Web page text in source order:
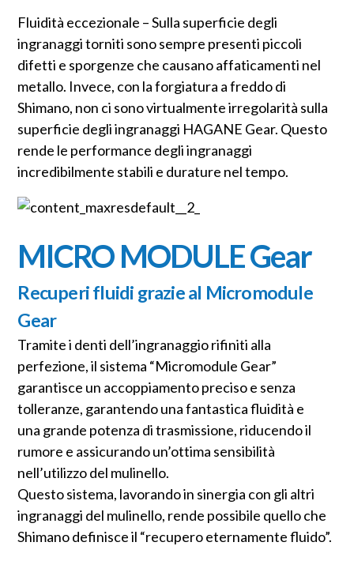
Fluidità eccezionale – Sulla superficie degli
ingranaggi torniti sono sempre presenti piccoli
difetti e sporgenze che causano affaticamenti nel
metallo. Invece, con la forgiatura a freddo di
Shimano, non ci sono virtualmente irregolarità sulla
superficie degli ingranaggi HAGANE Gear. Questo
rende le performance degli ingranaggi
incredibilmente stabili e durature nel tempo.
MICRO MODULE Gear
Recuperi fluidi grazie al Micromodule
Gear
Tramite i denti dell’ingranaggio rifiniti alla
perfezione, il sistema “Micromodule Gear”
garantisce un accoppiamento preciso e senza
tolleranze, garantendo una fantastica fluidità e
una grande potenza di trasmissione, riducendo il
rumore e assicurando un’ottima sensibilità
nell’utilizzo del mulinello.
Questo sistema, lavorando in sinergia con gli altri
ingranaggi del mulinello, rende possibile quello che
Shimano definisce il “recupero eternamente fluido”.